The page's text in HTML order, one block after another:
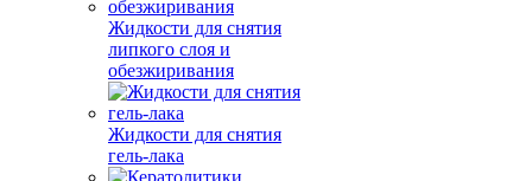
Жидкости для снятия
липкого слоя и
обезжиривания
Жидкости для снятия
гель-лака